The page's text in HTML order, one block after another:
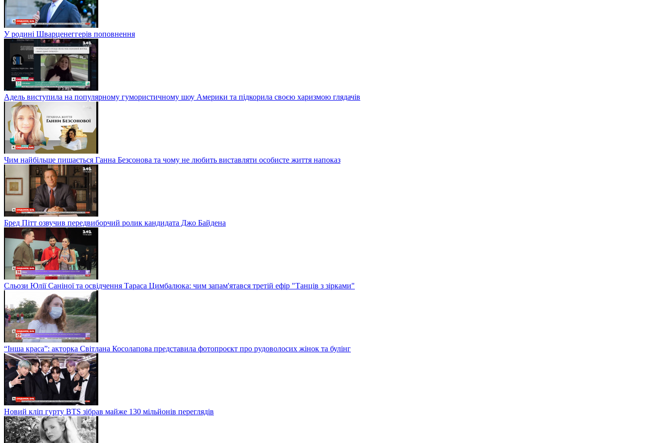
У родині Шварценеггерів поповнення
Адель виступила на популярному гумористичному шоу Америки та підкорила своєю харизмою глядачів
Чим найбільше пишається Ганна Безсонова та чому не любить виставляти особисте життя напоказ
Бред Пітт озвучив передвиборчий ролик кандидата Джо Байдена
Сльози Юлії Саніної та освідчення Тараса Цимбалюка: чим запам'ятався третій ефір "Танців з зірками"
“Інша краса”: акторка Світлана Косолапова представила фотопроєкт про рудоволосих жінок та булінг
Новий кліп гурту BTS зібрав майже 130 мільйонів переглядів